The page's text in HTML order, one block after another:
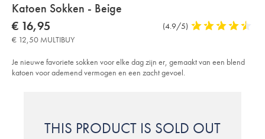
Details
About
Product:
Katoen Sokken - Beige
Details
https://www.charlestyrwhitt.com/eu/nl/katoen-
sokken-
-
-
sourceCode=eurdefault
now
€
16,95
€ 16,95
Product
(4.9/5) 4,9
of
5
€ 12,50 MULTIBUY
Je nieuwe favoriete sokken voor elke dag zijn er, gemaakt van een blend
katoen voor ademend vermogen en een zacht gevoel.
THIS PRODUCT IS SOLD OUT